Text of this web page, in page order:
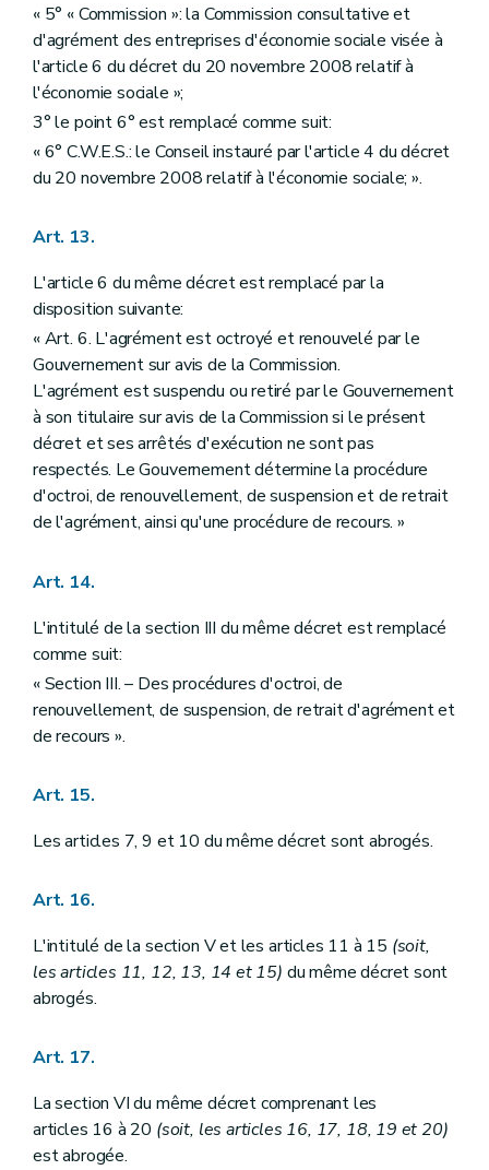
« 5° « Commission »: la Commission consultative et
d'agrément des entreprises d'économie sociale visée à
l'article 6 du décret du 20 novembre 2008 relatif à
l'économie sociale »;
3° le point 6° est remplacé comme suit:
« 6° C.W.E.S.: le Conseil instauré par l'article 4 du décret
du 20 novembre 2008 relatif à l'économie sociale; ».
Art. 13.
L'article 6 du même décret est remplacé par la
disposition suivante:
« Art. 6. L'agrément est octroyé et renouvelé par le
Gouvernement sur avis de la Commission.
L'agrément est suspendu ou retiré par le Gouvernement
à son titulaire sur avis de la Commission si le présent
décret et ses arrêtés d'exécution ne sont pas
respectés. Le Gouvernement détermine la procédure
d'octroi, de renouvellement, de suspension et de retrait
de l'agrément, ainsi qu'une procédure de recours. »
Art. 14.
L'intitulé de la section III du même décret est remplacé
comme suit:
« Section III. – Des procédures d'octroi, de
renouvellement, de suspension, de retrait d'agrément et
de recours ».
Art. 15.
Les articles 7, 9 et 10 du même décret sont abrogés.
Art. 16.
L'intitulé de la section V et les articles 11 à 15 (soit,
les articles 11, 12, 13, 14 et 15) du même décret sont
abrogés.
Art. 17.
La section VI du même décret comprenant les
articles 16 à 20 (soit, les articles 16, 17, 18, 19 et 20)
est abrogée.